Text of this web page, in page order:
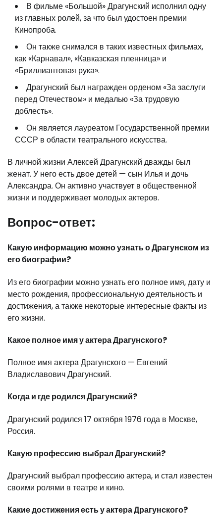
В фильме «Большой» Драгунский исполнил одну
из главных ролей, за что был удостоен премии
Кинопроба.
Он также снимался в таких известных фильмах,
как «Карнавал», «Кавказская пленница» и
«Бриллиантовая рука».
Драгунский был награжден орденом «За заслуги
перед Отечеством» и медалью «За трудовую
доблесть».
Он является лауреатом Государственной премии
СССР в области театрального искусства.
В личной жизни Алексей Драгунский дважды был
женат. У него есть двое детей — сын Илья и дочь
Александра. Он активно участвует в общественной
жизни и поддерживает молодых актеров.
Вопрос-ответ:
Какую информацию можно узнать о Драгунском из
его биографии?
Из его биографии можно узнать его полное имя, дату и
место рождения, профессиональную деятельность и
достижения, а также некоторые интересные факты из
его жизни.
Какое полное имя у актера Драгунского?
Полное имя актера Драгунского — Евгений
Владиславович Драгунский.
Когда и где родился Драгунский?
Драгунский родился 17 октября 1976 года в Москве,
Россия.
Какую профессию выбрал Драгунский?
Драгунский выбрал профессию актера, и стал известен
своими ролями в театре и кино.
Какие достижения есть у актера Драгунского?